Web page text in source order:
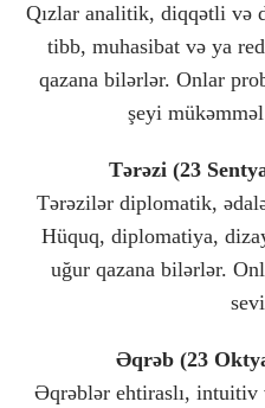
Qızlar analitik, diqqətli və
tibb, muhasibat və ya
qazana bilərlər. Onlar
şeyi
Tərəzi (23
Tərəzilər diplomatik,
Hüquq, diplomatiya,
uğur qazana bilərlər.
Əqrəb (23
Əqrəblər ehtiraslı, intuitiv